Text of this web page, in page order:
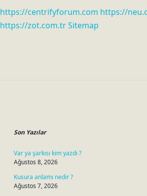
https://centrifyforum.com https://
https://zot.com.trSitemap
Son Yazılar
Var ya şarkısı kim yazdı ?
Ağustos 8, 2026
Kusura anlamı nedir ?
Ağustos 7, 2026